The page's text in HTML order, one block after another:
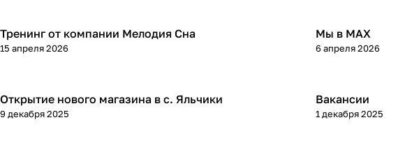
Тренинг от компании Мелодия Сна
15 апреля 2026
Мы в МАХ
6 апреля 2026
Открытие нового магазина в с. Яльчики
9 декабря 2025
Вакансии
1 декабря 2025